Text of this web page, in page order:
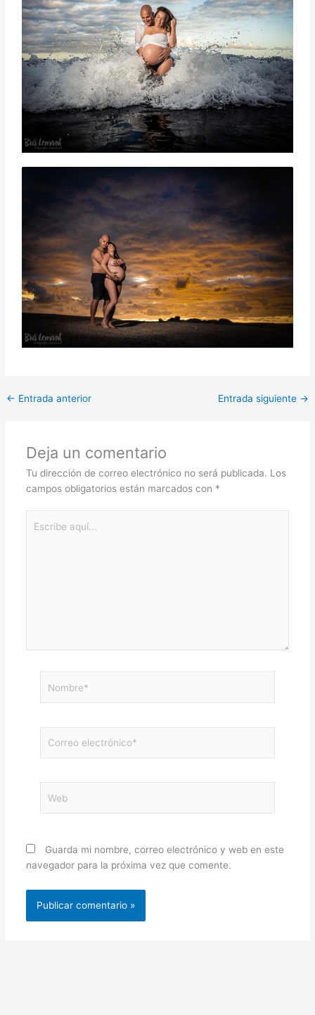
← Entrada anterior Entrada siguiente →
Deja un comentario
Tu dirección de correo electrónico no será publicada. Los
campos obligatorios están marcados con *
aquí...
electrónico*
Guarda mi nombre, correo electrónico y web en este
navegador para la próxima vez que comente.